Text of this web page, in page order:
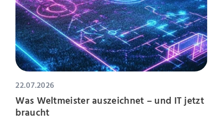
22.07.2026
Was Weltmeister auszeichnet – und IT jetzt
braucht